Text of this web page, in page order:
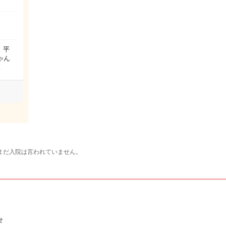
平
ん
入院は言われていません。